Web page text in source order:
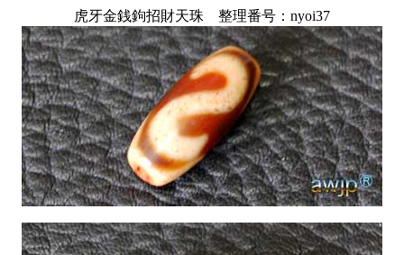
虎牙金銭鉤招財天珠 整理番号：nyoi37